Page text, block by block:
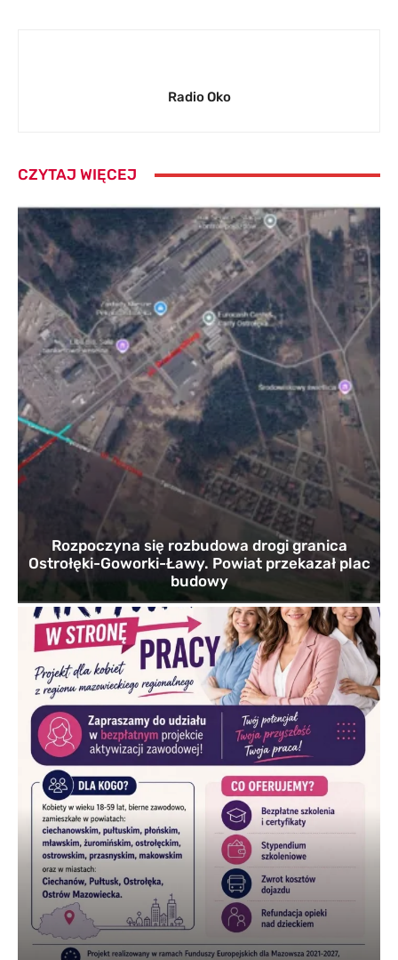
Radio Oko
CZYTAJ WIĘCEJ
Rozpoczyna się rozbudowa drogi granica
Ostrołęki-Goworki-Ławy. Powiat przekazał plac
budowy